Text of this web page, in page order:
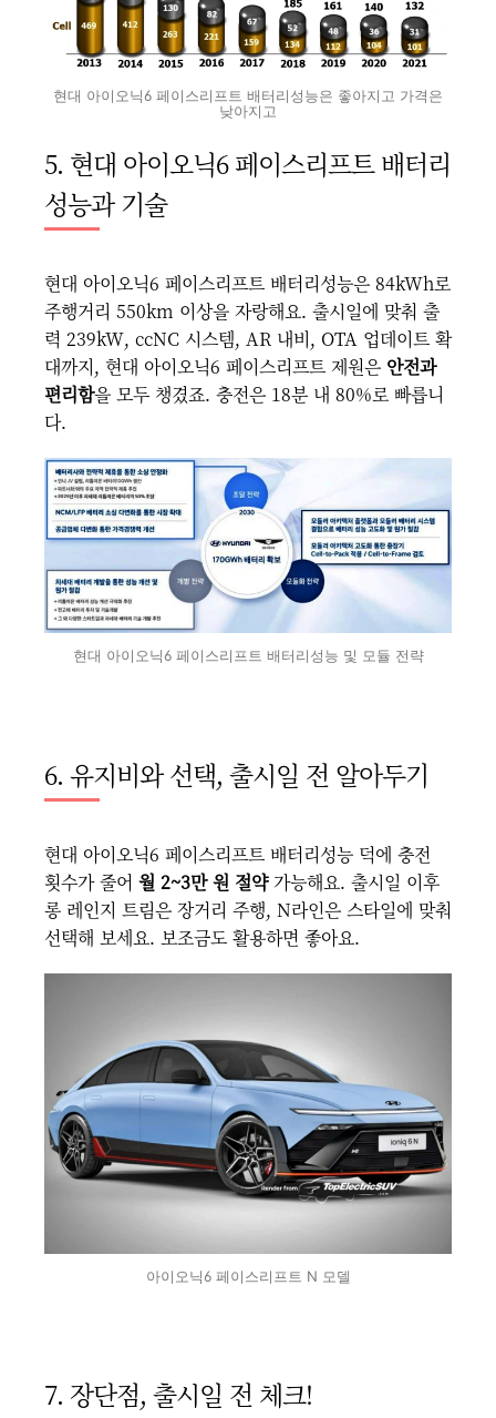
현대 아이오닉6 페이스리프트 배터리성능은 좋아지고 가격은
낮아지고
5. 현대 아이오닉6 페이스리프트 배터리
성능과 기술
현대 아이오닉6 페이스리프트 배터리성능은 84kWh로
주행거리 550km 이상을 자랑해요. 출시일에 맞춰 출
력 239kW, ccNC 시스템, AR 내비, OTA 업데이트 확
대까지, 현대 아이오닉6 페이스리프트 제원은 안전과
편리함을 모두 챙겼죠. 충전은 18분 내 80%로 빠릅니
다.
현대 아이오닉6 페이스리프트 배터리성능 및 모듈 전략
6. 유지비와 선택, 출시일 전 알아두기
현대 아이오닉6 페이스리프트 배터리성능 덕에 충전
횟수가 줄어 월 2~3만 원 절약가능해요. 출시일 이후
롱 레인지 트림은 장거리 주행, N라인은 스타일에 맞춰
선택해 보세요. 보조금도 활용하면 좋아요.
아이오닉6 페이스리프트 N 모델
7. 장단점, 출시일 전 체크!